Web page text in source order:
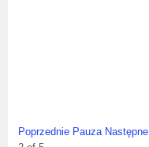
Poprzednie Pauza Następne